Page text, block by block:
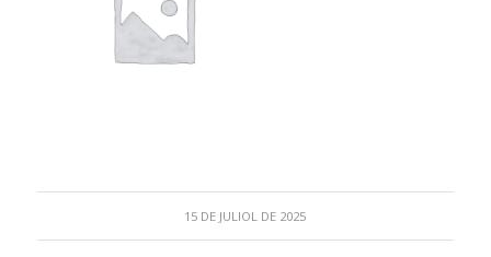
15 DE JULIOL DE 2025